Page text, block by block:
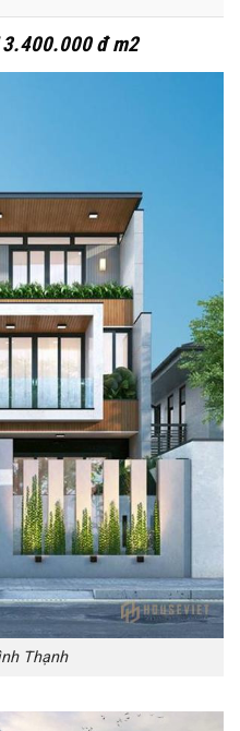
3.400.000 đ m2
Thạnh